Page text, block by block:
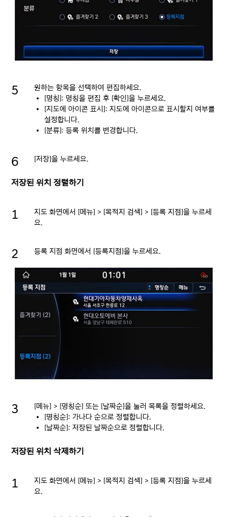
원하는 항목을 선택하여 편집하세요.
[명칭]: 명칭을 편집 후 [확인]을 누르세요.
[지도에 아이콘 표시]: 지도에 아이콘으로 표시할지 여부를
설정합니다.
[분류]: 등록 위치를 변경합니다.
[저장]을 누르세요.
저장된 위치 정렬하기
지도 화면에서 [메뉴] > [목적지 검색] > [등록 지점]을 누르세
요.
등록 지점 화면에서 [등록지점]을 누르세요.
[메뉴] > [명칭순] 또는 [날짜순]을 눌러 목록을 정렬하세요.
[명칭순]: 가나다 순으로 정렬합니다.
[날짜순]: 저장된 날짜순으로 정렬합니다.
저장된 위치 삭제하기
지도 화면에서 [메뉴] > [목적지 검색] > [등록 지점]을 누르세
요.